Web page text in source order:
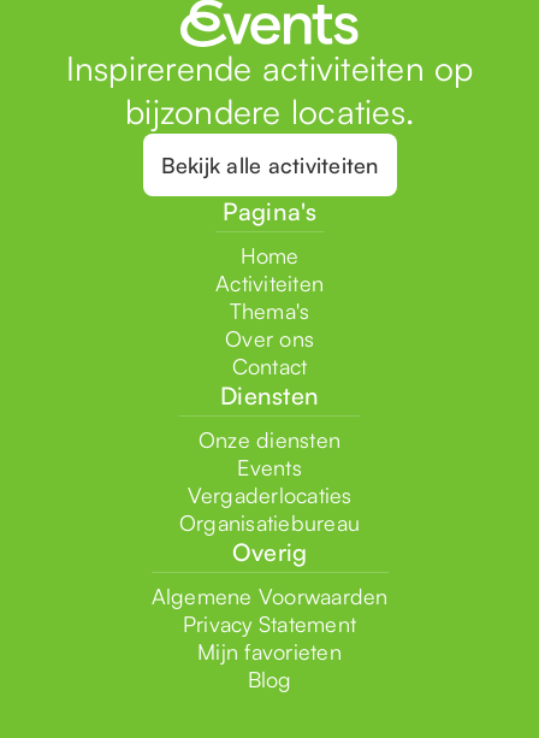
Inspirerende activiteiten op
bijzondere locaties.
Bekijk alle activiteiten
Pagina's
Home
Activiteiten
Thema's
Over ons
Contact
Diensten
Onze diensten
Events
Vergaderlocaties
Organisatiebureau
Overig
Algemene Voorwaarden
Privacy Statement
Mijn favorieten
Blog